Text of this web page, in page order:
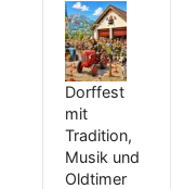
Dorffest
mit
Tradition,
Musik und
Oldtimer